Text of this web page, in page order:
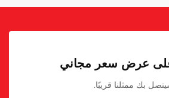
عرض سعر مجاني
بك ممثلنا قريبًا.